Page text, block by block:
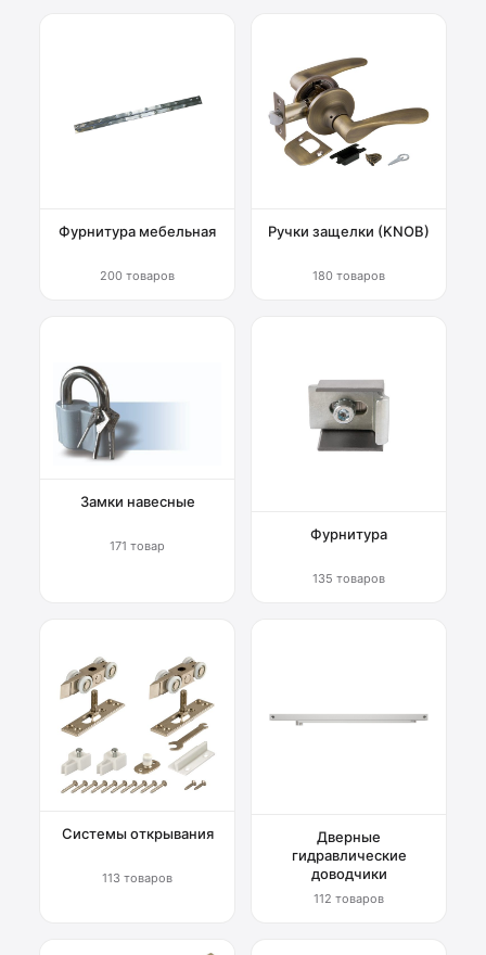
Фурнитура мебельная
200 товаров
Ручки защелки (KNOB)
180 товаров
Замки навесные
171 товар
Фурнитура
135 товаров
Системы открывания
113 товаров
Дверные
гидравлические
доводчики
112 товаров